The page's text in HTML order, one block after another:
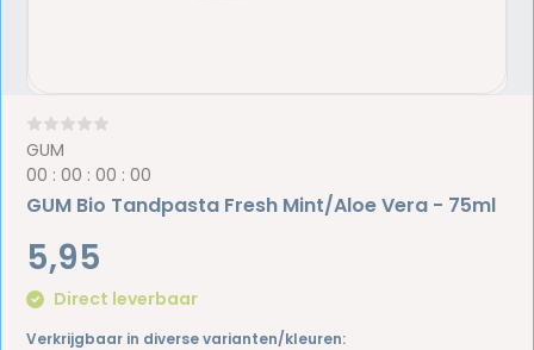
GUM
00 :00 :00 :00
GUM Bio Tandpasta Fresh Mint/Aloe Vera - 75ml
5,95
Direct leverbaar
Verkrijgbaar in diverse varianten/kleuren: